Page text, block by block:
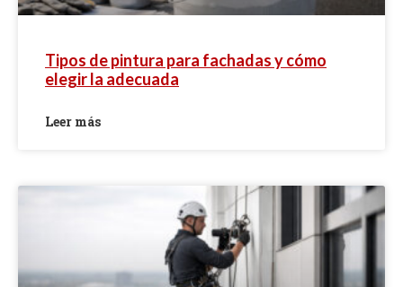
Tipos de pintura para fachadas y cómo
elegir la adecuada
Leer más